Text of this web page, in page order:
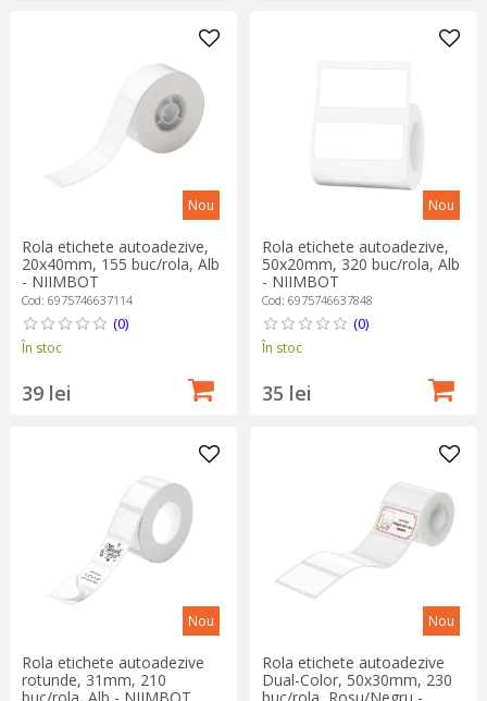
Nou
Rola etichete autoadezive,
20x40mm, 155 buc/rola, Alb
- NIIMBOT
Cod: 6975746637114
(0)
În stoc
39 lei
Nou
Rola etichete autoadezive,
50x20mm, 320 buc/rola, Alb
- NIIMBOT
Cod: 6975746637848
(0)
În stoc
35 lei
Nou
Rola etichete autoadezive
rotunde, 31mm, 210
Nou
Rola etichete autoadezive
Dual-Color, 50x30mm, 230